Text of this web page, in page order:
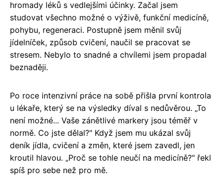
hromady léků s vedlejšími účinky. Začal jsem
studovat všechno možné o výživě, funkční medicíně,
pohybu, regeneraci. Postupně jsem měnil svůj
jídelníček, způsob cvičení, naučil se pracovat se
stresem. Nebylo to snadné a chvílemi jsem propadal
beznaději.
Po roce intenzivní práce na sobě přišla první kontrola
u lékaře, který se na výsledky díval s nedůvěrou. „To
není možné... Vaše zánětlivé markery jsou téměř v
normě. Co jste dělal?" Když jsem mu ukázal svůj
deník jídla, cvičení a změn, které jsem zavedl, jen
kroutil hlavou. „Proč se tohle neučí na medicíně?" řekl
spíš pro sebe než pro mě.